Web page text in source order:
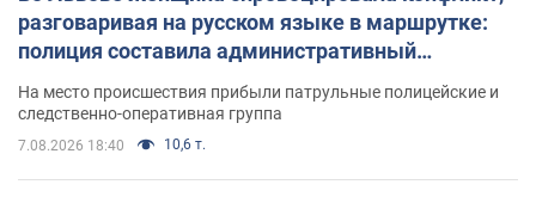
разговаривая на русском языке в маршрутке:
полиция составила административный
На место происшествия прибыли патрульные полицейские и
следственно-оперативная группа
7.08.2026 18:40 10,6 т.